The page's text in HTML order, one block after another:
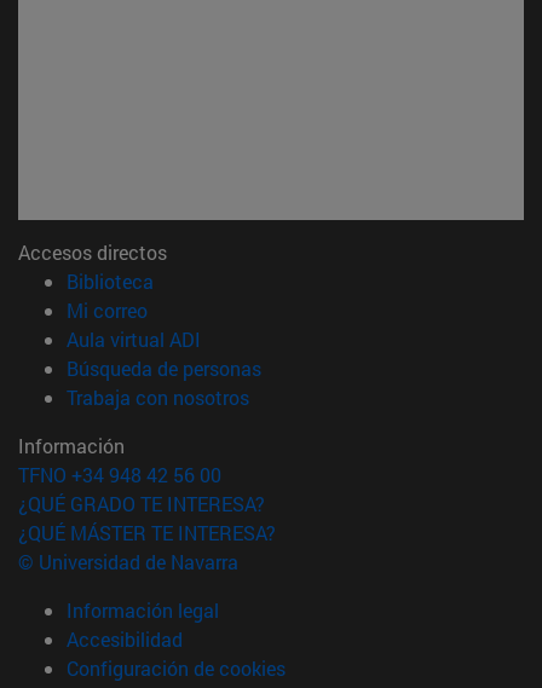
Accesos directos
Biblioteca
Mi correo(abre en nueva ventana)
Aula virtual ADI
Búsqueda de personas(abre en nueva ventana)
Trabaja con nosotros(abre en nueva ventana)
Información
TFNO +34 948 42 56 00
¿QUÉ GRADO TE INTERESA?
¿QUÉ MÁSTER TE INTERESA?
© Universidad de Navarra
Información legal
Accesibilidad
Configuración de cookies